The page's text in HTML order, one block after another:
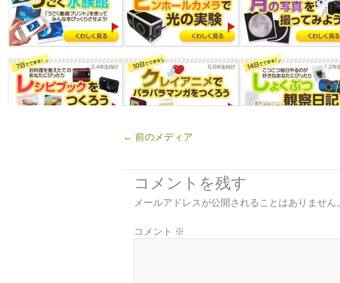
← 前のメディア
コメントを残す
メールアドレスが公開されることはありません。
コメント ※